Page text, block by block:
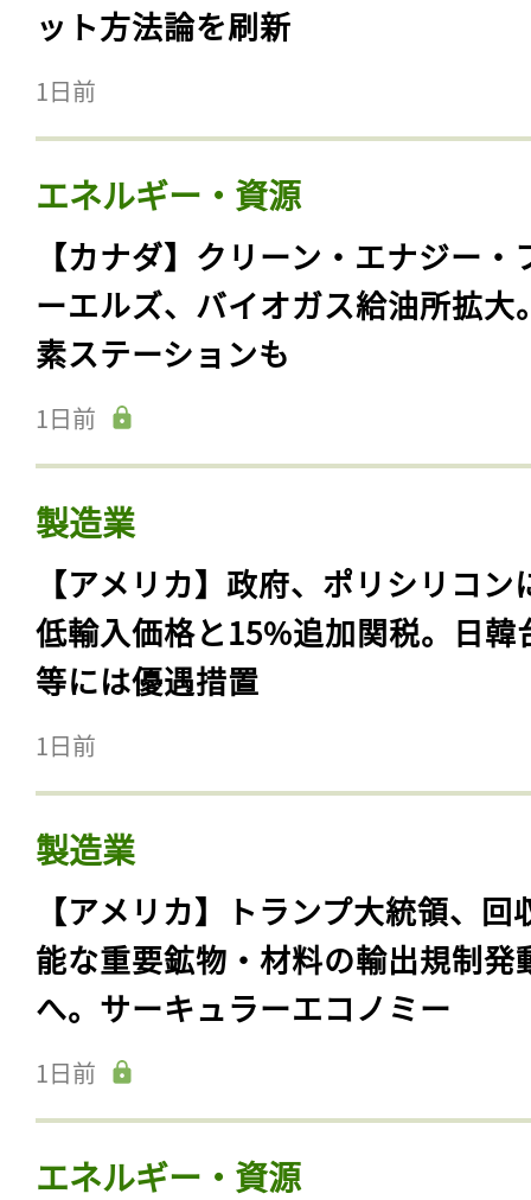
ット方法論を刷新
1日前
エネルギー・資源
【カナダ】クリーン・エナジー・
ーエルズ、バイオガス給油所拡大
素ステーションも
1日前
製造業
【アメリカ】政府、ポリシリコン
低輸入価格と15%追加関税。日韓
等には優遇措置
1日前
製造業
【アメリカ】トランプ大統領、回
能な重要鉱物・材料の輸出規制発
へ。サーキュラーエコノミー
1日前
エネルギー・資源